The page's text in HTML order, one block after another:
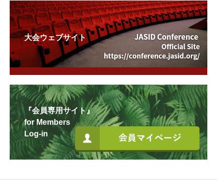
大会ウェブサイト
『会員専用サイト』
for Members
Log-in